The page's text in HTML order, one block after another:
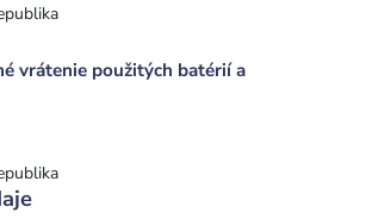
vrátenie použitých batérií a